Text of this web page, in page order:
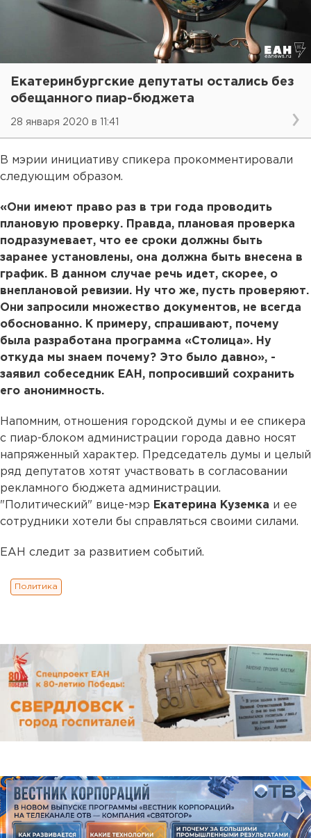
Екатеринбургские депутаты остались без
обещанного пиар-бюджета
28 января 2020 в 11:41
В мэрии инициативу спикера прокомментировали
следующим образом.
«Они имеют право раз в три года проводить
плановую проверку. Правда, плановая проверка
подразумевает, что ее сроки должны быть
заранее установлены, она должна быть внесена в
график. В данном случае речь идет, скорее, о
внеплановой ревизии. Ну что же, пусть проверяют.
Они запросили множество документов, не всегда
обоснованно. К примеру, спрашивают, почему
была разработана программа «Столица». Ну
откуда мы знаем почему? Это было давно», -
заявил собеседник ЕАН, попросивший сохранить
его анонимность.
Напомним, отношения городской думы и ее спикера
с пиар-блоком администрации города давно носят
напряженный характер. Председатель думы и целый
ряд депутатов хотят участвовать в согласовании
рекламного бюджета администрации.
"Политический" вице-мэр Екатерина Куземка и ее
сотрудники хотели бы справляться своими силами.
ЕАН следит за развитием событий.
Политика